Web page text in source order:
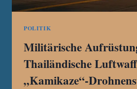
POLITIK
Militärische
Thailändische
„Kamikaze“-